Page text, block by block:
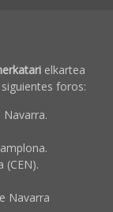
elkartea
foros:
(CEN).
Navarra